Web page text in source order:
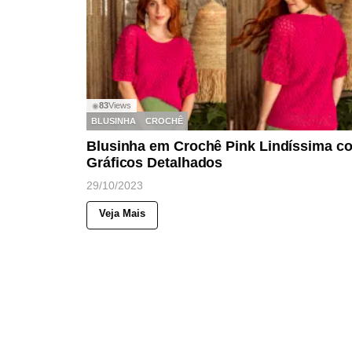
◉83Views
BLUSINHA
CROCHÊ
Blusinha em Crochê Pink Lindíssima
Gráficos Detalhados
29/10/2023
Veja Mais